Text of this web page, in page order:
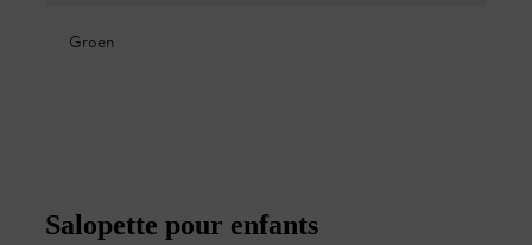
Groen
Salopette pour enfants